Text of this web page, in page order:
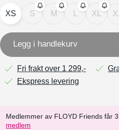
XS S M XL
Legg i handlekurv
Fri frakt over 1 299,-
Ekspress levering
Medlemmer av FLOYD Friends får
medlem